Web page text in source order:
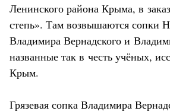
Ленинского района Крыма, в
степь». Там возвышаются сопки
Владимира Вернадского и
названные так в честь учёных,
Крым.
Грязевая сопка Владимира